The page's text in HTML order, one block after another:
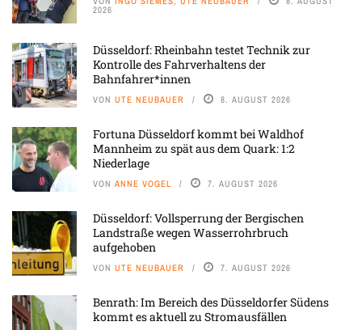
2026
Düsseldorf: Rheinbahn testet Technik zur
Kontrolle des Fahrverhaltens der
Bahnfahrer*innen
VON UTE NEUBAUER 8. AUGUST 2026
Fortuna Düsseldorf kommt bei Waldhof
Mannheim zu spät aus dem Quark: 1:2
Niederlage
VON ANNE VOGEL 7. AUGUST 2026
Düsseldorf: Vollsperrung der Bergischen
Landstraße wegen Wasserrohrbruch
aufgehoben
VON UTE NEUBAUER 7. AUGUST 2026
Benrath: Im Bereich des Düsseldorfer Südens
kommt es aktuell zu Stromausfällen